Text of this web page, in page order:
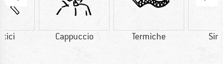
Cappuccio Termiche